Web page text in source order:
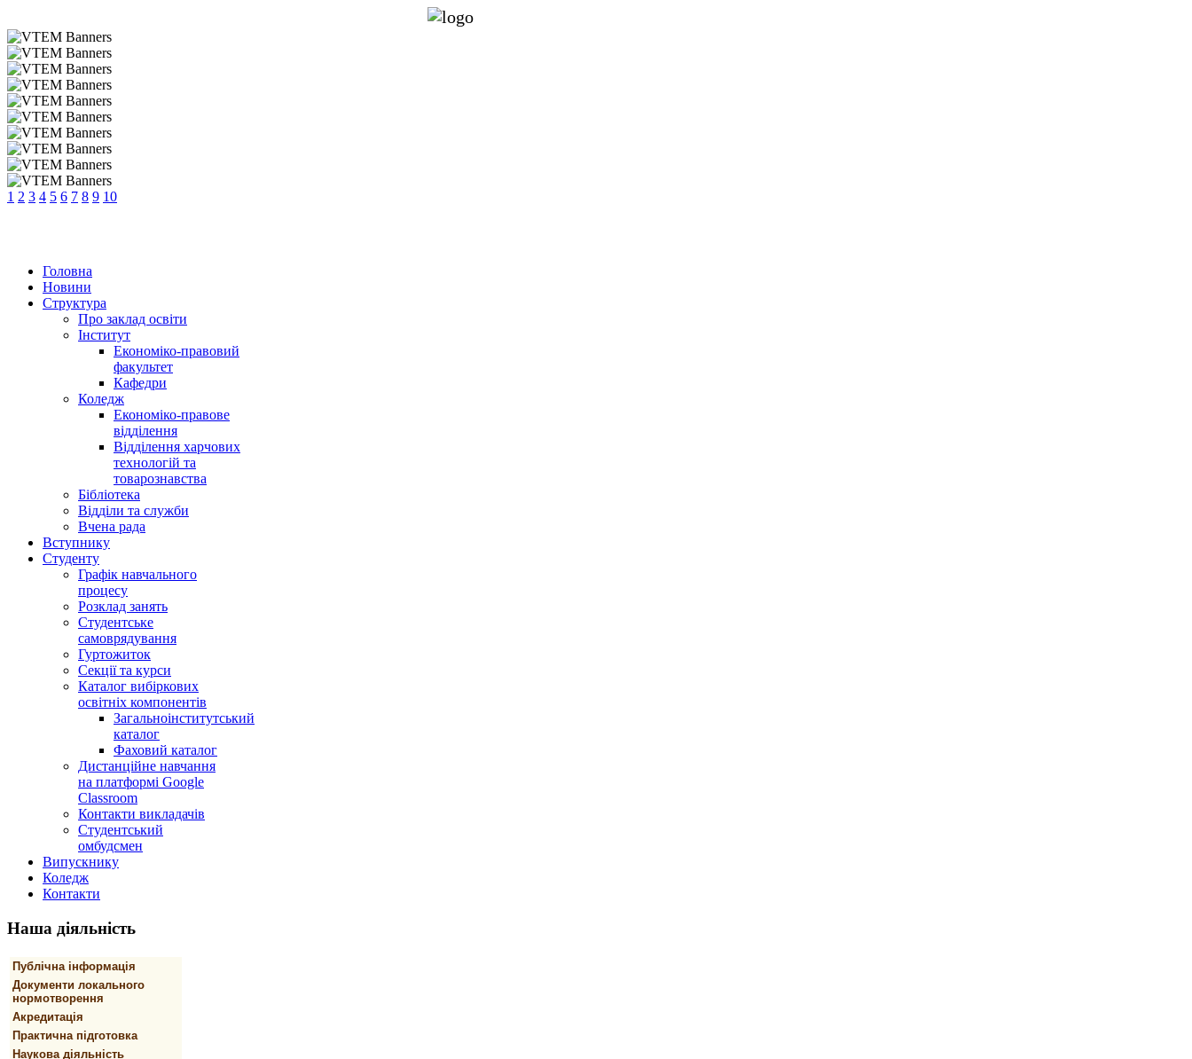
1 2 3 4 5 6 7 8 9 10
Головна
Новини
Структура
Про заклад освіти
Інститут
Економіко-правовий
факультет
Кафедри
Коледж
Економіко-правове
відділення
Відділення харчових
технологій та
товарознавства
Бібліотека
Відділи та служби
Вчена рада
Вступнику
Студенту
Графік навчального
процесу
Розклад занять
Студентське
самоврядування
Гуртожиток
Секції та курси
Каталог вибіркових
освітніх компонентів
Загальноінститутський
каталог
Фаховий каталог
Дистанційне навчання
на платформі Google
Classroom
Контакти викладачів
Студентський
омбудсмен
Випускнику
Коледж
Контакти
Наша діяльність
Публічна інформація
Документи локального
нормотворення
Акредитація
Практична підготовка
Наукова діяльність